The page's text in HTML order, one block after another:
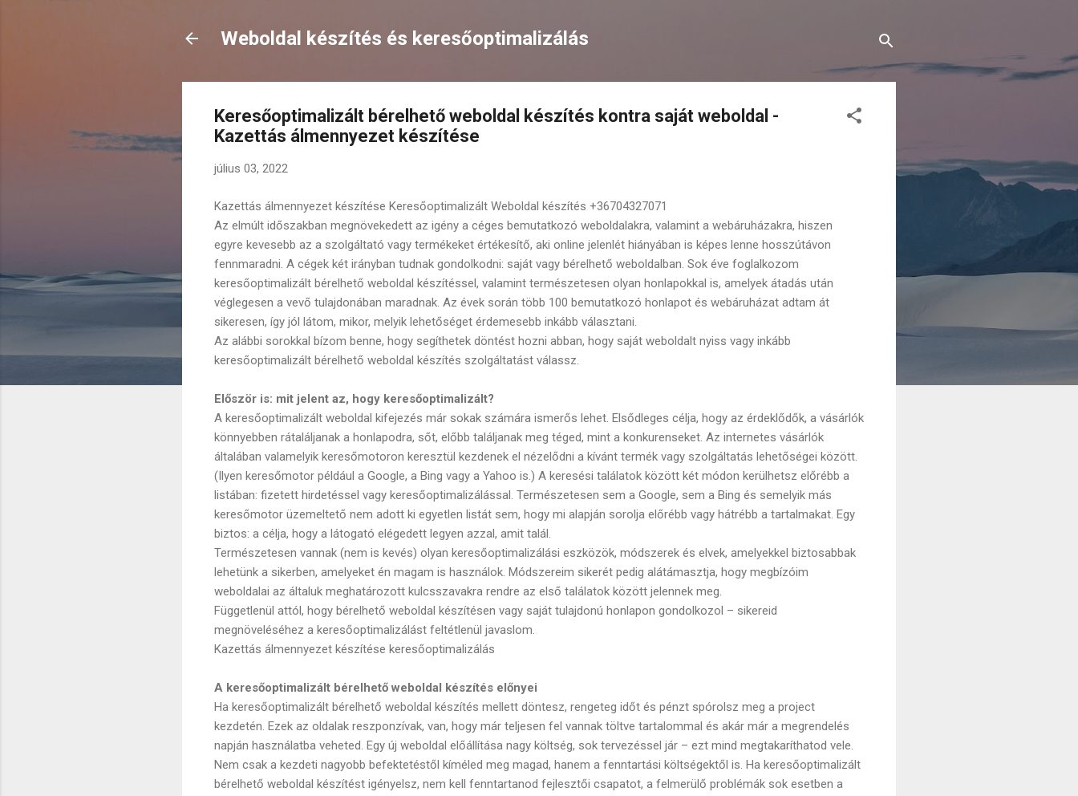
Weboldal készítés és keresőoptimalizálás
Keresőoptimalizált bérelhető weboldal készítés kontra saját weboldal -
Kazettás álmennyezet készítése
július 03, 2022
Kazettás álmennyezet készítése Keresőoptimalizált Weboldal készítés +36704327071
Az elmúlt időszakban megnövekedett az igény a céges bemutatkozó weboldalakra, valamint a webáruházakra, hiszen
egyre kevesebb az a szolgáltató vagy termékeket értékesítő, aki online jelenlét hiányában is képes lenne hosszútávon
fennmaradni. A cégek két irányban tudnak gondolkodni: saját vagy bérelhető weboldalban. Sok éve foglalkozom
keresőoptimalizált bérelhető weboldal készítéssel, valamint természetesen olyan honlapokkal is, amelyek átadás után
véglegesen a vevő tulajdonában maradnak. Az évek során több 100 bemutatkozó honlapot és webáruházat adtam át
sikeresen, így jól látom, mikor, melyik lehetőséget érdemesebb inkább választani.
Az alábbi sorokkal bízom benne, hogy segíthetek döntést hozni abban, hogy saját weboldalt nyiss vagy inkább
keresőoptimalizált bérelhető weboldal készítés szolgáltatást válassz.
Először is: mit jelent az, hogy keresőoptimalizált?
A keresőoptimalizált weboldal kifejezés már sokak számára ismerős lehet. Elsődleges célja, hogy az érdeklődők, a vásárlók
könnyebben rátaláljanak a honlapodra, sőt, előbb találjanak meg téged, mint a konkurenseket. Az internetes vásárlók
általában valamelyik keresőmotoron keresztül kezdenek el nézelődni a kívánt termék vagy szolgáltatás lehetőségei között.
(Ilyen keresőmotor például a Google, a Bing vagy a Yahoo is.) A keresési találatok között két módon kerülhetsz előrébb a
listában: fizetett hirdetéssel vagy keresőoptimalizálással. Természetesen sem a Google, sem a Bing és semelyik más
keresőmotor üzemeltető nem adott ki egyetlen listát sem, hogy mi alapján sorolja előrébb vagy hátrébb a tartalmakat. Egy
biztos: a célja, hogy a látogató elégedett legyen azzal, amit talál.
Természetesen vannak (nem is kevés) olyan keresőoptimalizálási eszközök, módszerek és elvek, amelyekkel biztosabbak
lehetünk a sikerben, amelyeket én magam is használok. Módszereim sikerét pedig alátámasztja, hogy megbízóim
weboldalai az általuk meghatározott kulcsszavakra rendre az első találatok között jelennek meg.
Függetlenül attól, hogy bérelhető weboldal készítésen vagy saját tulajdonú honlapon gondolkozol – sikereid
megnöveléséhez a keresőoptimalizálást feltétlenül javaslom.
Kazettás álmennyezet készítése keresőoptimalizálás
A keresőoptimalizált bérelhető weboldal készítés előnyei
Ha keresőoptimalizált bérelhető weboldal készítés mellett döntesz, rengeteg időt és pénzt spórolsz meg a project
kezdetén. Ezek az oldalak reszponzívak, van, hogy már teljesen fel vannak töltve tartalommal és akár már a megrendelés
napján használatba veheted. Egy új weboldal előállítása nagy költség, sok tervezéssel jár – ezt mind megtakaríthatod vele.
Nem csak a kezdeti nagyobb befektetéstől kíméled meg magad, hanem a fenntartási költségektől is. Ha keresőoptimalizált
bérelhető weboldal készítést igényelsz, nem kell fenntartanod fejlesztői csapatot, a felmerülő problémák sok esetben a